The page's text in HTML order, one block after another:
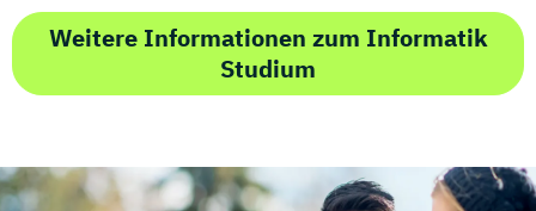
Wirtschafts­ingenieur­wesen Medizintechnik
Wirtschafts­ingenieur­wesen
Zukunftsmanagement
Marketing- und Vertriebsmanager*in
Mathematik kompakt
Messtechnik für Automatisierungsaufgaben
Organisationsentwickler*in
Weitere Informationen zum Informatik
Studium